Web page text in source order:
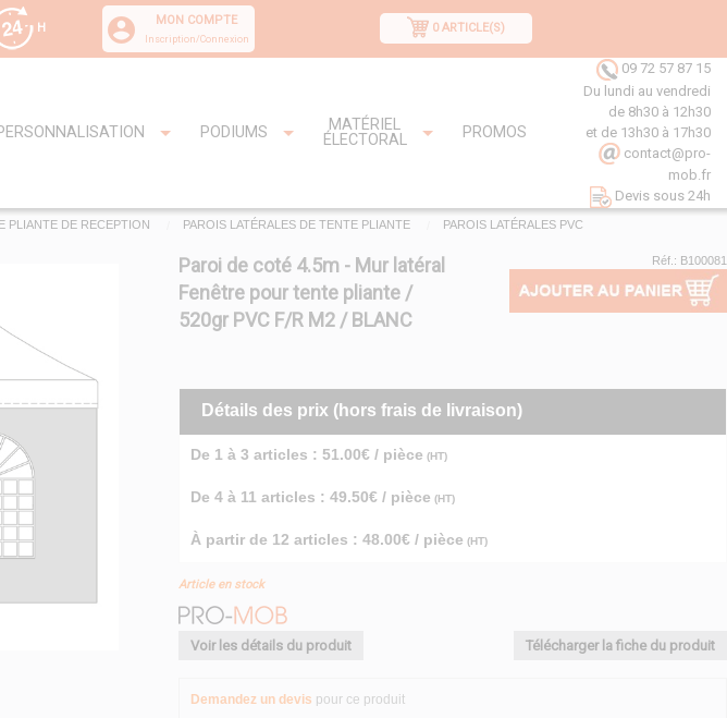
H
MON COMPTE
Inscription/Connexion
0 ARTICLE(S)
PODIUMS
MATÉRIEL
ÉLECTORAL
PROMOS
09 72 57 87 15
Du lundi au vendredi
de 8h30 à 12h30
et de 13h30 à 17h30
contact@pro-
mob.fr
Devis sous 24h
PLIANTE DE RECEPTION PAROIS LATÉRALES DE TENTE PLIANTE PAROIS LATÉRALES PVC
Paroi de coté 4.5m - Mur latéral
Fenêtre pour tente pliante /
520gr PVC F/R M2 / BLANC
Réf.: B100081
Détails des prix (hors frais de livraison)
De 1 à 3 articles : 51.00€ / pièce (HT)
De 4 à 11 articles : 49.50€ / pièce (HT)
À partir de 12 articles : 48.00€ / pièce (HT)
Article en stock
Voir les détails du produit Télécharger la fiche du produit
Demandez un devis pour ce produit